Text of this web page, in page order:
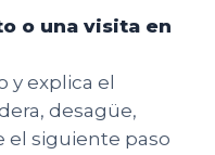
o una visita en
y explica el
desagüe,
el siguiente paso